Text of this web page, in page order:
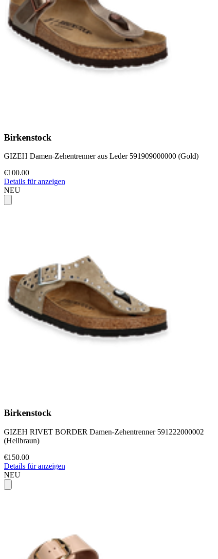
Birkenstock
GIZEH Damen-Zehentrenner aus Leder 591909000000 (Gold)
€100.00
Details für anzeigen
NEU
Birkenstock
GIZEH RIVET BORDER Damen-Zehentrenner 591222000002
(Hellbraun)
€150.00
Details für anzeigen
NEU